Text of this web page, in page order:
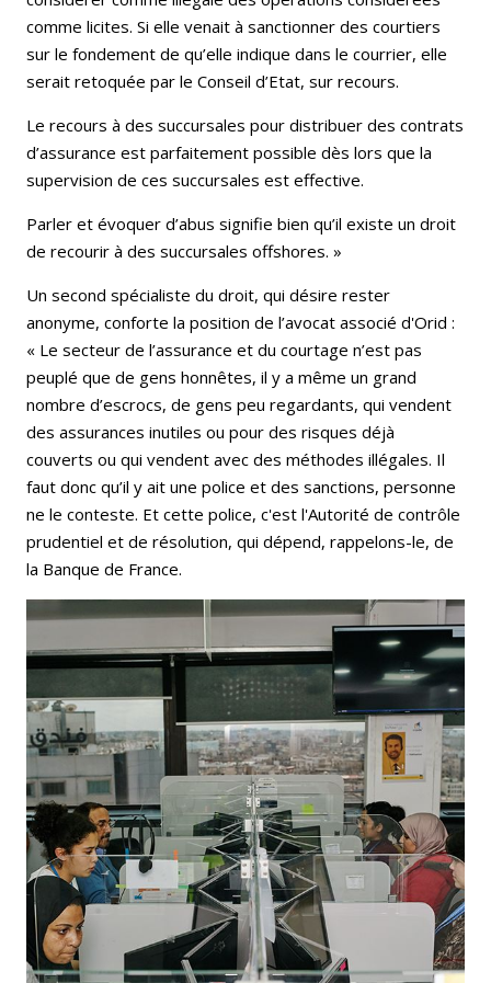
comme licites. Si elle venait à sanctionner des courtiers
sur le fondement de qu’elle indique dans le courrier, elle
serait retoquée par le Conseil d’Etat, sur recours.
Le recours à des succursales pour distribuer des contrats
d’assurance est parfaitement possible dès lors que la
supervision de ces succursales est effective.
Parler et évoquer d’abus signifie bien qu’il existe un droit
de recourir à des succursales offshores. »
Un second spécialiste du droit, qui désire rester
anonyme, conforte la position de l’avocat associé d'Orid :
« Le secteur de l’assurance et du courtage n’est pas
peuplé que de gens honnêtes, il y a même un grand
nombre d’escrocs, de gens peu regardants, qui vendent
des assurances inutiles ou pour des risques déjà
couverts ou qui vendent avec des méthodes illégales. Il
faut donc qu’il y ait une police et des sanctions, personne
ne le conteste. Et cette police, c'est l'Autorité de contrôle
prudentiel et de résolution, qui dépend, rappelons-le, de
la Banque de France.